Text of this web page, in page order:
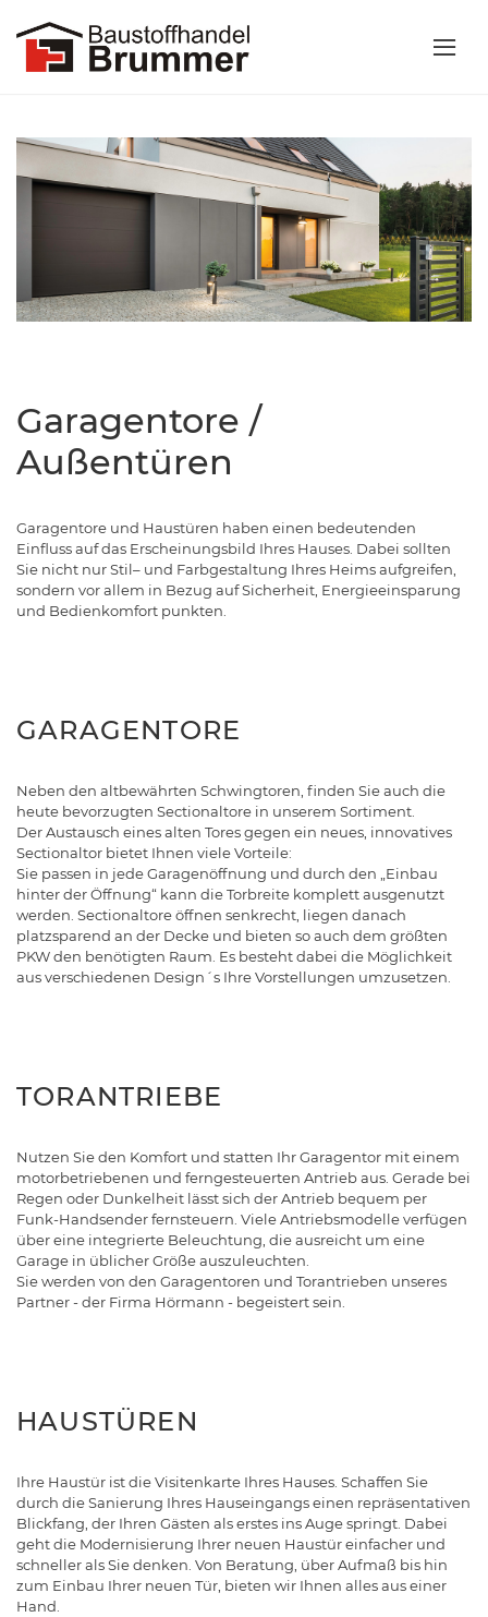
Garagentore /
Außentüren
Garagentore und Haustüren haben einen bedeutenden
Einfluss auf das Erscheinungsbild Ihres Hauses. Dabei sollten
Sie nicht nur Stil– und Farbgestaltung Ihres Heims aufgreifen,
sondern vor allem in Bezug auf Sicherheit, Energieeinsparung
und Bedienkomfort punkten.
GARAGENTORE
Neben den altbewährten Schwingtoren, finden Sie auch die
heute bevorzugten Sectionaltore in unserem Sortiment.
Der Austausch eines alten Tores gegen ein neues, innovatives
Sectionaltor bietet Ihnen viele Vorteile:
Sie passen in jede Garagenöffnung und durch den „Einbau
hinter der Öffnung“ kann die Torbreite komplett ausgenutzt
werden. Sectionaltore öffnen senkrecht, liegen danach
platzsparend an der Decke und bieten so auch dem größten
PKW den benötigten Raum. Es besteht dabei die Möglichkeit
aus verschiedenen Design´s Ihre Vorstellungen umzusetzen.
TORANTRIEBE
Nutzen Sie den Komfort und statten Ihr Garagentor mit einem
motorbetriebenen und ferngesteuerten Antrieb aus. Gerade bei
Regen oder Dunkelheit lässt sich der Antrieb bequem per
Funk-Handsender fernsteuern. Viele Antriebsmodelle verfügen
über eine integrierte Beleuchtung, die ausreicht um eine
Garage in üblicher Größe auszuleuchten.
Sie werden von den Garagentoren und Torantrieben unseres
Partner - der Firma Hörmann - begeistert sein.
HAUSTÜREN
Ihre Haustür ist die Visitenkarte Ihres Hauses. Schaffen Sie
durch die Sanierung Ihres Hauseingangs einen repräsentativen
Blickfang, der Ihren Gästen als erstes ins Auge springt. Dabei
geht die Modernisierung Ihrer neuen Haustür einfacher und
schneller als Sie denken. Von Beratung, über Aufmaß bis hin
zum Einbau Ihrer neuen Tür, bieten wir Ihnen alles aus einer
Hand.